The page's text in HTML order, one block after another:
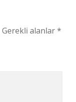
Gerekli alanlar*